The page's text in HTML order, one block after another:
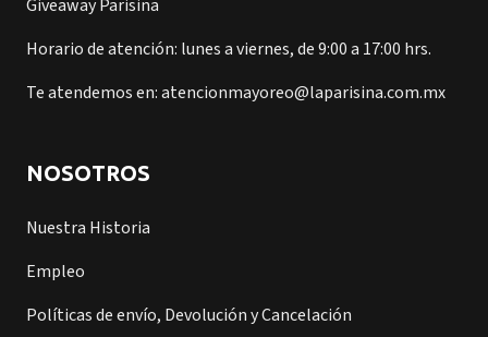
Giveaway Parisina
Horario de atención: lunes a viernes, de 9:00 a 17:00 hrs.
Te atendemos en: atencionmayoreo@laparisina.com.mx
NOSOTROS
Nuestra Historia
Empleo
Políticas de envío, Devolución y Cancelación